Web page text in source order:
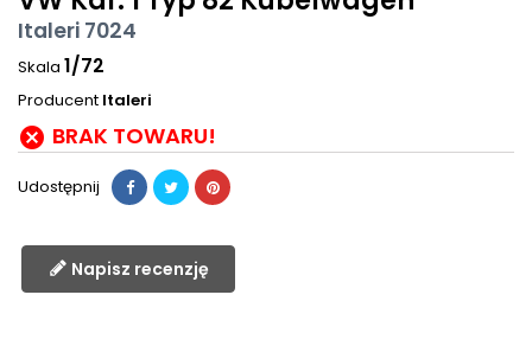
Italeri 7024
Skala 1/72
Producent Italeri
 BRAK TOWARU!
Udostępnij
Napisz recenzję